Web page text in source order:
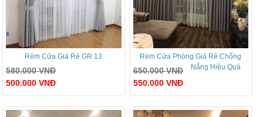
Rèm Cửa Giá Rẻ GR 13
580.000VNĐ
500.000 VNĐ
Rèm Cửa Phòng Giá Rẻ Chống
Nắng Hiệu Quả
650.000VNĐ
550.000 VNĐ